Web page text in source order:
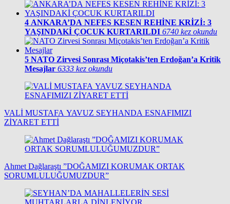
4 ANKARA’DA NEFES KESEN REHİNE KRİZİ: 3
YAŞINDAKİ ÇOCUK KURTARILDI 6740 kez okundu
5 NATO Zirvesi Sonrası Miçotakis’ten Erdoğan’a Kritik
Mesajlar 6333 kez okundu
VALİ MUSTAFA YAVUZ SEYHANDA ESNAFIMIZI
ZİYARET ETTİ
Ahmet Dağlaraştı ”DOĞAMIZI KORUMAK ORTAK
SORUMLULUĞUMUZDUR”